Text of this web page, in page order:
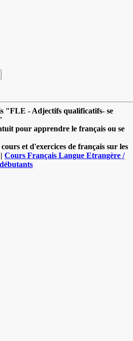
"FLE - Adjectifs qualificatifs- se
pour apprendre le français ou se
cours et d'exercices de français sur les
| Cours Français Langue Etrangère /